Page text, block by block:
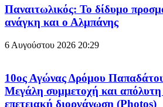
Παναιτωλικός: Το δίδυμο
ανάγκη και ο Αλμπάνης
6 Αυγούστου 2026 20:29
10ος Αγώνας Δρόμου
Μεγάλη συμμετοχή και απόλυτη
επετειακή διοργάνωση (Photos)